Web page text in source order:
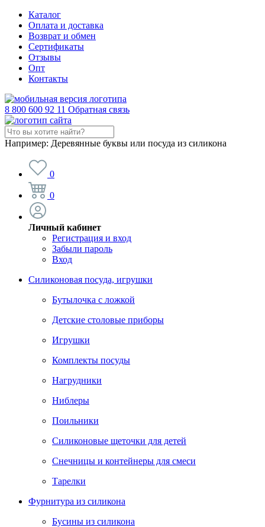
Каталог
Оплата и доставка
Возврат и обмен
Сертификаты
Отзывы
Опт
Контакты
8 800 600 92 11 Обратная связь
Например: Деревянные буквы или посуда из силикона
0
0
Личный кабинет
Регистрация и вход
Забыли пароль
Вход
Силиконовая посуда, игрушки
Бутылочка с ложкой
Детские столовые приборы
Игрушки
Комплекты посуды
Нагрудники
Ниблеры
Поильники
Силиконовые щеточки для детей
Снечницы и контейнеры для смеси
Тарелки
Фурнитура из силикона
Бусины из силикона